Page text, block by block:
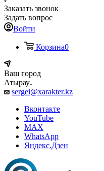
Заказать звонок
Задать вопрос
Войти
Корзина0
Ваш город
Атырау
sergei@xarakter.kz
Вконтакте
YouTube
MAX
WhatsApp
Яндекс.Дзен